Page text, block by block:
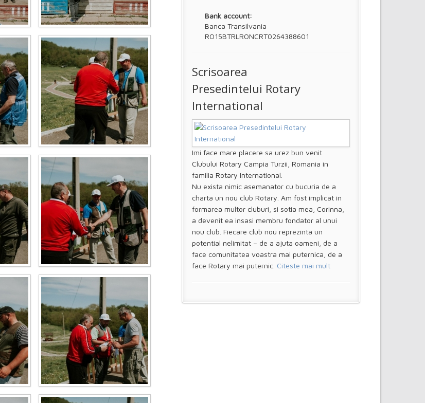
Bank account:
Banca Transilvania
RO15BTRLRONCRT0264388601
Scrisoarea
Presedintelui Rotary
International
Imi face mare placere sa urez bun venit
Clubului Rotary Campia Turzii, Romania in
familia Rotary International.
Nu exista nimic asemanator cu bucuria de a
charta un nou club Rotary. Am fost implicat in
formarea multor cluburi, si sotia mea, Corinna,
a devenit ea insasi membru fondator al unui
nou club. Fiecare club nou reprezinta un
potential nelimitat – de a ajuta oameni, de a
face comunitatea voastra mai puternica, de a
face Rotary mai puternic. Citeste mai mult